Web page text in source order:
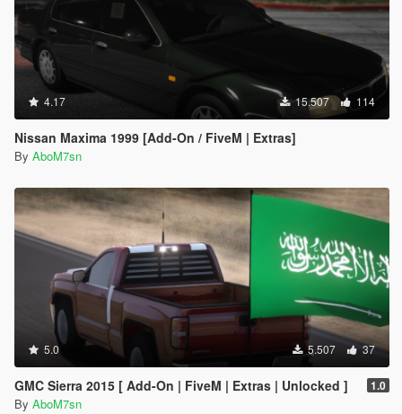
4.17 15.507 114
Nissan Maxima 1999 [Add-On / FiveM | Extras]
By AboM7sn
5.0 5.507 37
GMC Sierra 2015 [ Add-On | FiveM | Extras | Unlocked ] 1.0
By AboM7sn